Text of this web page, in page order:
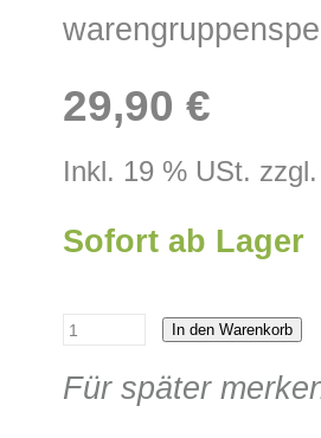
29,90 €
Inkl. 19 % USt.
Sofort ab Lager
In den Warenkorb
Für später